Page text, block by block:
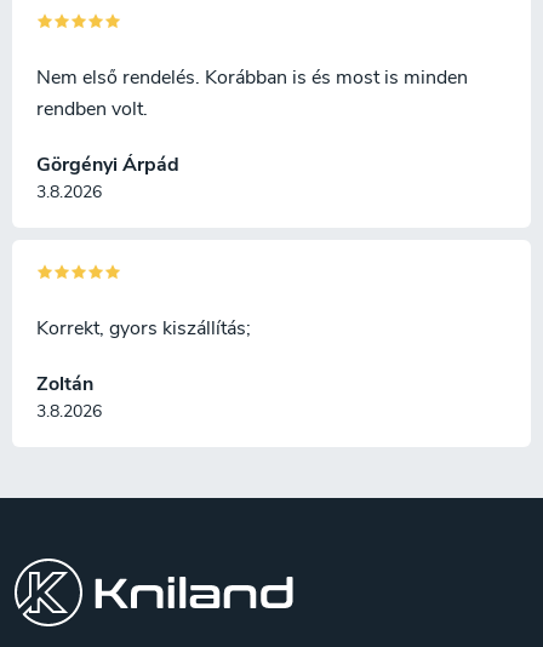
Görgényi Árpád
3.8.2026
Nem első rendelés. Korábban is és most is minden
rendben volt.
Zoltán
3.8.2026
Korrekt, gyors kiszállítás;